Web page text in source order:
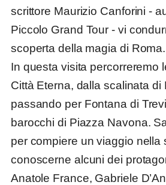
scrittore Maurizio Canforini -
Piccolo Grand Tour - vi
scoperta della magia di Roma.
In questa visita percorreremo
Città Eterna, dalla scalinata
passando per Fontana di
barocchi di Piazza Navona.
per compiere un viaggio nella
conoscerne alcuni dei
Anatole France, Gabriele